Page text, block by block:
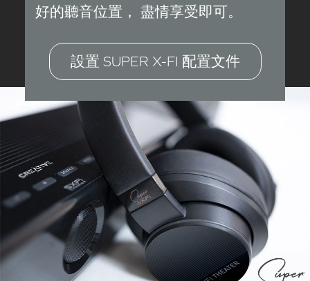
好的聽音位置， 盡情享受即可。
設置 SUPER X-FI 配置文件